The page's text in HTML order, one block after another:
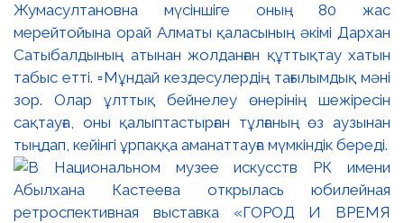
Жумасултановна мүсіншіге оның 80 жас
мерейтойына орай Алматы қаласының әкімі Дархан
Сатыбалдының атынан жолданған құттықтау хатын
табыс етті. ▫️Мұндай кездесулердің тағылымдық мәні
зор. Олар ұлттық бейнелеу өнерінің шежіресін
сақтауға, оны қалыптастырған тұлғаның өз аузынан
тыңдап, кейінгі ұрпаққа аманаттауға мүмкіндік береді.